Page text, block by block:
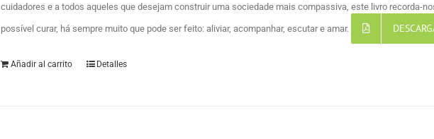
cuidadores e a todos aqueles que desejam construir uma sociedade mais compassiva, este livro recorda-
possível curar, há sempre muito que pode ser feito: aliviar, acompanhar, escutar e amar.
Añadir al carrito Detalles